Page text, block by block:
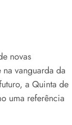
novas
vanguarda da
a Quinta de
uma referência